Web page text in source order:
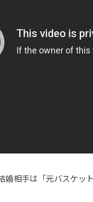
婚相手は「元バスケッ